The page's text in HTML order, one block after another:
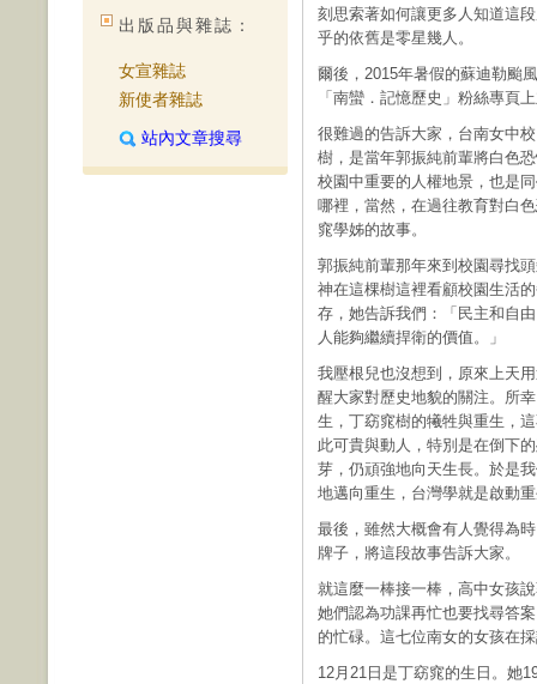
出版品與雜誌：
女宣雜誌
新使者雜誌
站內文章搜尋
刻思索著如何讓更多人知道這
乎的依舊是零星幾人。
爾後，2015年暑假的蘇迪勒颱
「南蠻．記憶歷史」粉絲專頁
很難過的告訴大家，台南女中
樹，是當年郭振純前輩將白色
校園中重要的人權地景，也是
哪裡，當然，在過往教育對白
窕學姊的故事。
郭振純前輩那年來到校園尋找
神在這棵樹這裡看顧校園生活
存，她告訴我們：「民主和自
人能夠繼續捍衛的價值。」
我壓根兒也沒想到，原來上天
醒大家對歷史地貌的關注。所
生，丁窈窕樹的犧牲與重生，
此可貴與動人，特別是在倒下
芽，仍頑強地向天生長。於是
地邁向重生，台灣學就是啟動
最後，雖然大概會有人覺得為
牌子，將這段故事告訴大家。
就這麼一棒接一棒，高中女孩
她們認為功課再忙也要找尋答
的忙碌。這七位南女的女孩在
12月21日是丁窈窕的生日。她